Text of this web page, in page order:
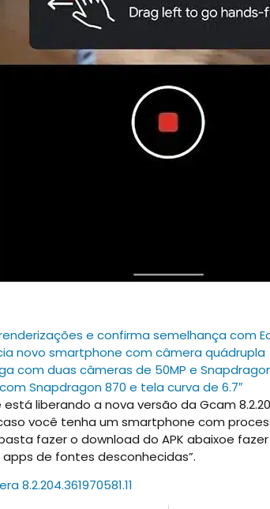
e confirma semelhança com
novo smartphone com câmera quádrupla
com duas câmeras de 50MP e
Snapdragon 870 e tela curva de 6.7″
liberando a nova versão da Gcam
você tenha um smartphone com
fazer o download do APK abaixoe
de fontes desconhecidas”.
8.2.204.361970581.11